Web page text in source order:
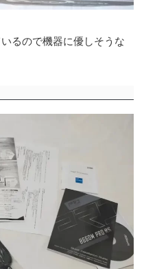
るので機器に優しそうな